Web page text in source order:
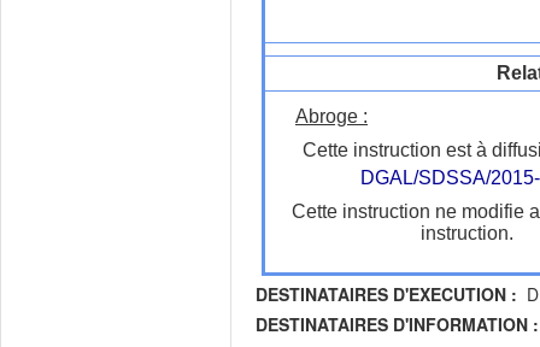
Abroge :
Cette instruction est à
DGAL/SDSSA/
Cette instruction ne modifie
instruction.
DESTINATAIRES D'EXECUTION :
DESTINATAIRES D'INFORMATION :